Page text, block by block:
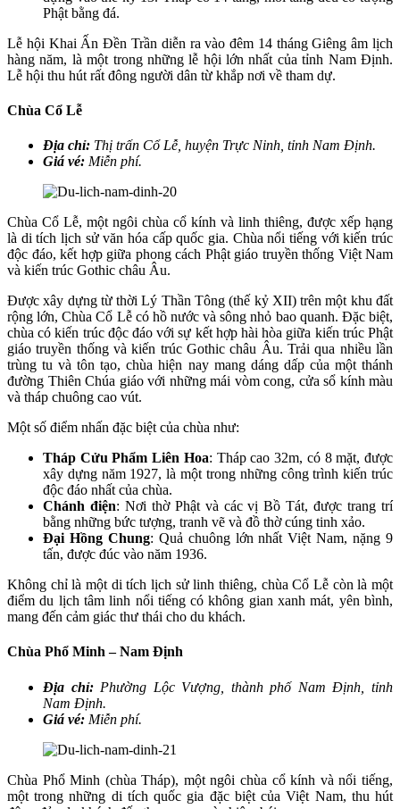
Phật bằng đá.
Lễ hội Khai Ấn Đền Trần diễn ra vào đêm 14 tháng Giêng âm lịch
hàng năm, là một trong những lễ hội lớn nhất của tỉnh Nam Định.
Lễ hội thu hút rất đông người dân từ khắp nơi về tham dự.
Chùa Cổ Lễ
Địa chỉ: Thị trấn Cổ Lễ, huyện Trực Ninh, tỉnh Nam Định.
Giá vé: Miễn phí.
Chùa Cổ Lễ, một ngôi chùa cổ kính và linh thiêng, được xếp hạng
là di tích lịch sử văn hóa cấp quốc gia. Chùa nổi tiếng với kiến trúc
độc đáo, kết hợp giữa phong cách Phật giáo truyền thống Việt Nam
và kiến trúc Gothic châu Âu.
Được xây dựng từ thời Lý Thần Tông (thế kỷ XII) trên một khu đất
rộng lớn, Chùa Cổ Lễ có hồ nước và sông nhỏ bao quanh. Đặc biệt,
chùa có kiến trúc độc đáo với sự kết hợp hài hòa giữa kiến trúc Phật
giáo truyền thống và kiến trúc Gothic châu Âu. Trải qua nhiều lần
trùng tu và tôn tạo, chùa hiện nay mang dáng dấp của một thánh
đường Thiên Chúa giáo với những mái vòm cong, cửa sổ kính màu
và tháp chuông cao vút.
Một số điểm nhấn đặc biệt của chùa như:
Tháp Cửu Phẩm Liên Hoa: Tháp cao 32m, có 8 mặt, được
xây dựng năm 1927, là một trong những công trình kiến trúc
độc đáo nhất của chùa.
Chánh điện: Nơi thờ Phật và các vị Bồ Tát, được trang trí
bằng những bức tượng, tranh vẽ và đồ thờ cúng tinh xảo.
Đại Hồng Chung: Quả chuông lớn nhất Việt Nam, nặng 9
tấn, được đúc vào năm 1936.
Không chỉ là một di tích lịch sử linh thiêng, chùa Cổ Lễ còn là một
điểm du lịch tâm linh nổi tiếng có không gian xanh mát, yên bình,
mang đến cảm giác thư thái cho du khách.
Chùa Phổ Minh – Nam Định
Địa chỉ:Phường Lộc Vượng, thành phố Nam Định, tỉnh
Nam Định.
Giá vé: Miễn phí.
Chùa Phổ Minh (chùa Tháp), một ngôi chùa cổ kính và nổi tiếng,
một trong những di tích quốc gia đặc biệt của Việt Nam, thu hút